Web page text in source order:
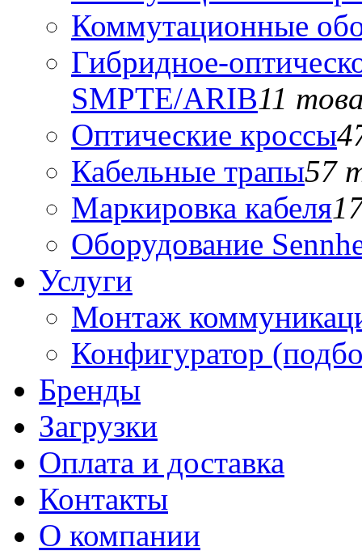
Коммутационные
Гибридное-
SMPTE/ARIB11
Оптические кроссы
Кабельные трапы57
Маркировка кабеля
Оборудование
Услуги
Монтаж
Конфигуратор
Бренды
Загрузки
Оплата и доставка
Контакты
О компании